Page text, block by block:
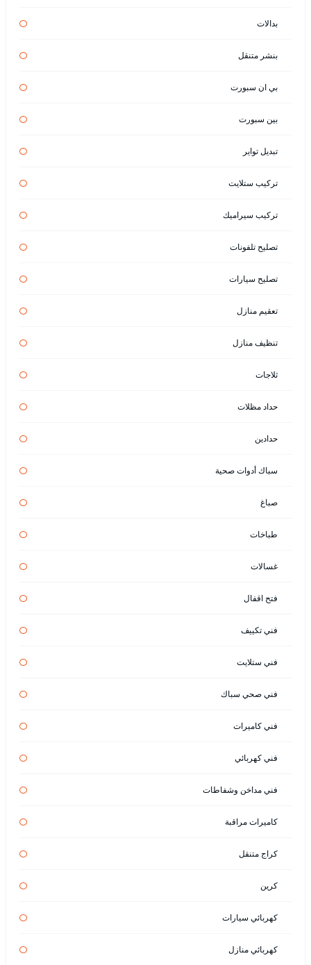
بدالات
بنشر متنقل
بي ان سبورت
بين سبورت
تبديل تواير
تركيب ستلايت
تركيب سيراميك
تصليح تلفونات
تصليح سيارات
تعقيم منازل
تنظيف منازل
ثلاجات
حداد مظلات
حدادين
سباك أدوات صحية
صباغ
طباخات
غسالات
فتح اقفال
فني تكييف
فني ستلايت
فني صحي سباك
فني كاميرات
فني كهربائي
فني مداخن وشفاطات
كاميرات مراقبة
كراج متنقل
كرين
كهربائي سيارات
كهربائي منازل